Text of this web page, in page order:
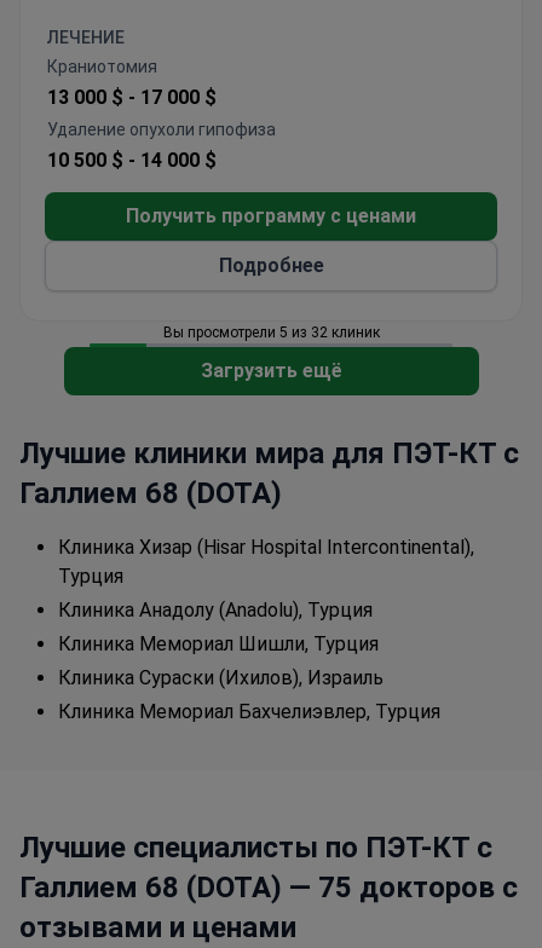
Специализация клиники
кардиохирургия, ортопедия, урология,
гинекология, общая и роботизированная
хирургия.
Мемориал Бахчелиэвлер — новейший госпиталь
медицинской сети Memorial, в которой
ежегодно проходят лечение более 1 600 000
пациентов.
ЛЕЧЕНИЕ
Краниотомия
13 000 $ - 17 000 $
Удаление опухоли гипофиза
10 500 $ - 14 000 $
Получить программу с ценами
Подробнее
Вы просмотрели 5 из 32 клиник
Загрузить ещё
Лучшие клиники мира для ПЭТ-КТ с
Галлием 68 (DOTA)
Клиника Хизар (Hisar Hospital Intercontinental),
Турция
Клиника Анадолу (Anadolu), Турция
Клиника Мемориал Шишли, Турция
Клиника Сураски (Ихилов), Израиль
Клиника Мемориал Бахчелиэвлер, Турция
Лучшие специалисты по ПЭТ-КТ с
Галлием 68 (DOTA) — 75 докторов с
отзывами и ценами